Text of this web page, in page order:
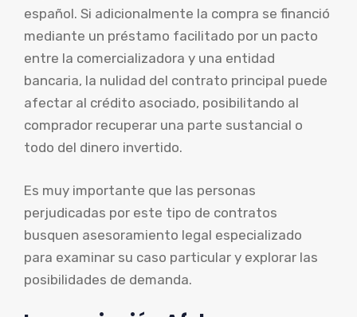
español. Si adicionalmente la compra se financió
mediante un préstamo facilitado por un pacto
entre la comercializadora y una entidad
bancaria, la nulidad del contrato principal puede
afectar al crédito asociado, posibilitando al
comprador recuperar una parte sustancial o
todo del dinero invertido.
Es muy importante que las personas
perjudicadas por este tipo de contratos
busquen asesoramiento legal especializado
para examinar su caso particular y explorar las
posibilidades de demanda.